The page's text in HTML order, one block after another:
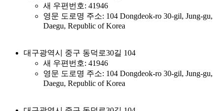
새 우편번호: 41946
영문 도로명 주소: 104 Dongdeok-ro 30-gil, Jung-gu,
Daegu, Republic of Korea
대구광역시 중구 동덕로30길 104
새 우편번호: 41946
영문 도로명 주소: 104 Dongdeok-ro 30-gil, Jung-gu,
Daegu, Republic of Korea